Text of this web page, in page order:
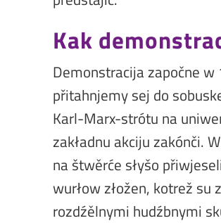
Kak
Demonstracija započne
přitahnjemy sej do
Karl-Marx-strótu na
zakładnu akciju zakónči.
na štwěrće słyšo
wurłow złožen, kotrež
rozdźělnymi hudźbnymi